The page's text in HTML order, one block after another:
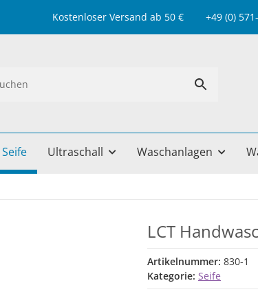
Kostenloser Versand ab 50 € +49 (0) 571-
Seife Ultraschall Waschanlagen
LCT
Artikelnummer: 830-1
Kategorie: Seife